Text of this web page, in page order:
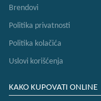
Brendovi
Politika privatnosti
Politika kolačića
Uslovi korišćenja
KAKO KUPOVATI ONLINE